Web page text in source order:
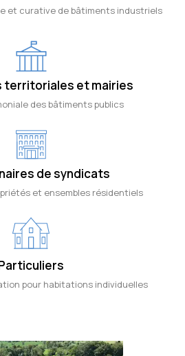
et curative de bâtiments industriels
territoriales et mairies
des bâtiments publics
de syndicats
et ensembles résidentiels
pour habitations individuelles